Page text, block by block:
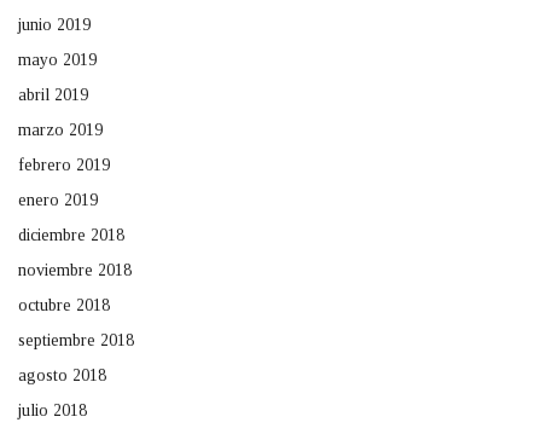
junio 2019
mayo 2019
abril 2019
marzo 2019
febrero 2019
enero 2019
diciembre 2018
noviembre 2018
octubre 2018
septiembre 2018
agosto 2018
julio 2018